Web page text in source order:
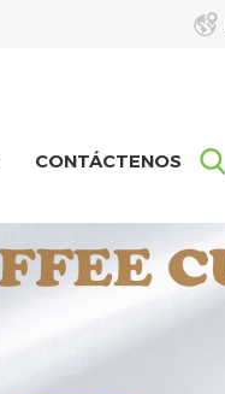
CONTÁCTENOS